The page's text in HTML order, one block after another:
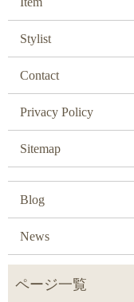
Stylist
Contact
Privacy Policy
Sitemap
Blog
News